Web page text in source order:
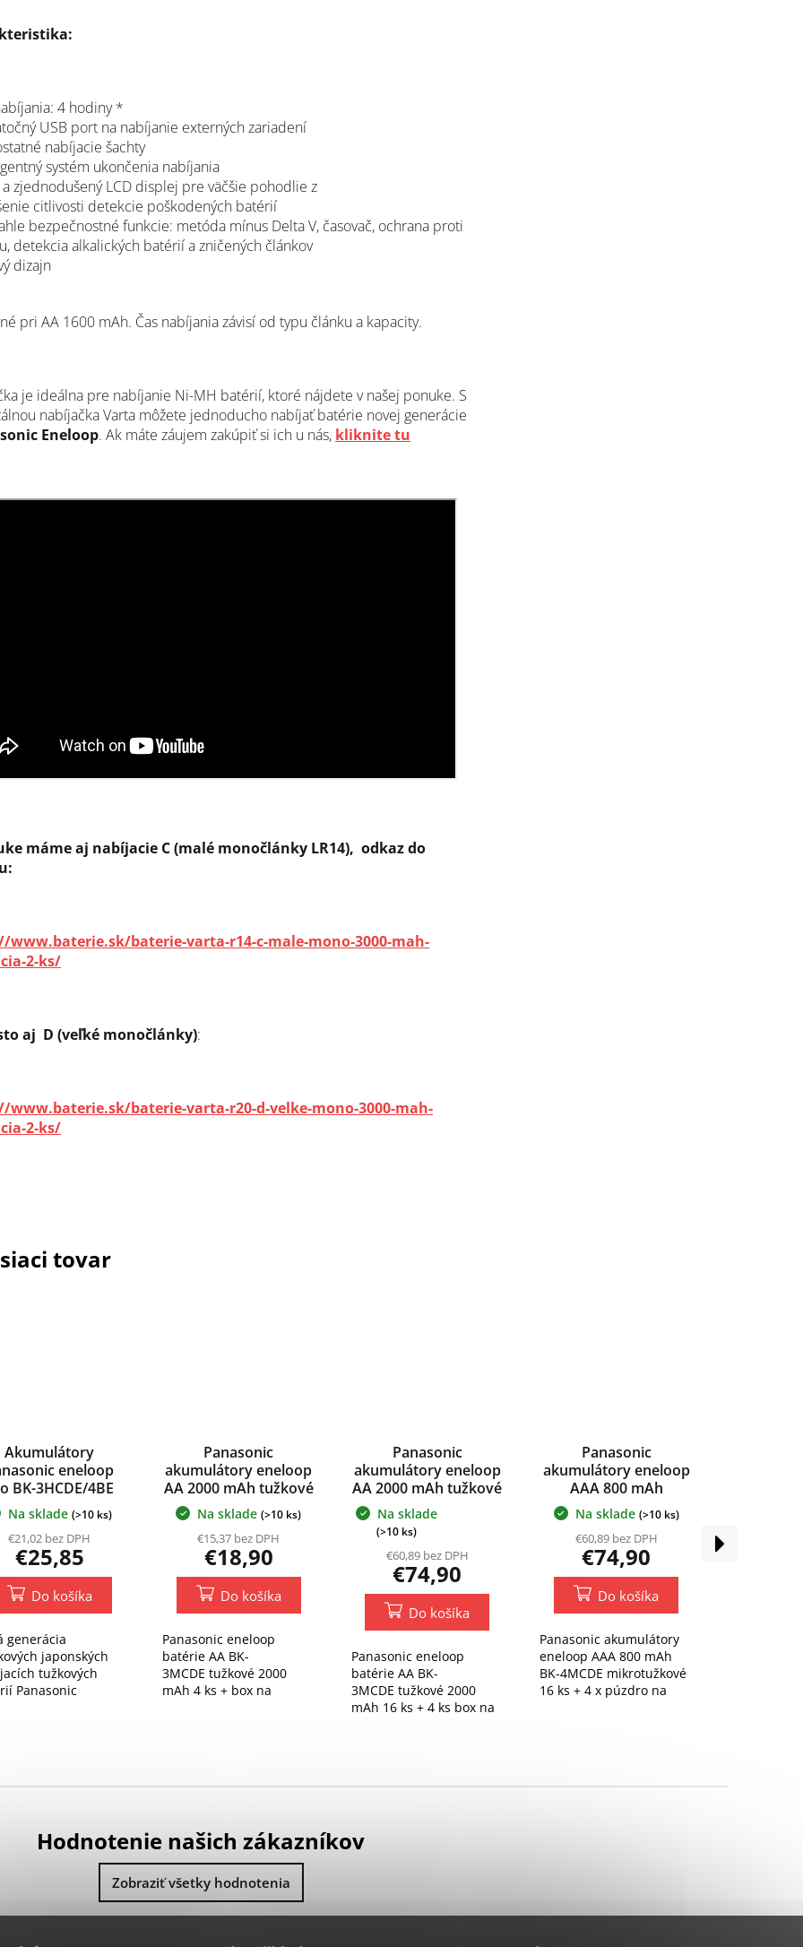
tovar
Akumulátory
eneloop
BK-3HCDE/4BE
mAh AA 4 ks
blister
Na sklade (>10 ks)
€21,02 bez DPH
€25,85
Do košíka
generácia
japonských
tužkových
Panasonic
Panasonic
akumulátory eneloop
AA 2000 mAh tužkové
4 ks + púzdro na
batérie ZADARMO
Na sklade (>10 ks)
€15,37 bez DPH
€18,90
Do košíka
Panasonic eneloop
batérie AA BK-
3MCDE tužkové 2000
mAh 4 ks + box na
Panasonic
akumulátory eneloop
AA 2000 mAh tužkové
16 ks + 4 x púzdro na
batérie ZDARMA
produktu
je
5,0
5
hviezdičiek.
Na sklade
(>10 ks)
€60,89 bez DPH
€74,90
Do košíka
Panasonic eneloop
batérie AA BK-
3MCDE tužkové 2000
mAh 16 ks + 4 ks box na
Panasonic
akumulátory eneloop
AAA 800 mAh
mikrotužkové 16 ks +
4 x púzdro na batérie
ZADARMO
Na sklade (>10 ks)
€60,89 bez DPH
€74,90
Do košíka
Panasonic akumulátory
eneloop AAA 800 mAh
BK-4MCDE mikrotužkové
16 ks + 4 x púzdro na
4 hodiny *
USB port na nabíjanie externých zariadení
nabíjacie šachty
systém ukončenia nabíjania
a zjednodušený LCD displej pre väčšie pohodlie z
citlivosti detekcie poškodených batérií
bezpečnostné funkcie: metóda mínus Delta V, časovač, ochrana proti
detekcia alkalických batérií a zničených článkov
dizajn
pri AA 1600 mAh. Čas nabíjania závisí od typu článku a kapacity.
je ideálna pre nabíjanie Ni-MH batérií, ktoré nájdete v našej ponuke. S
nabíjačka Varta môžete jednoducho nabíjať batérie novej generácie
Eneloop. Ak máte záujem zakúpiť si ich u nás, kliknite tu
máme aj nabíjacie C (malé monočlánky LR14), odkaz do
www.baterie.sk/baterie-varta-r14-c-male-mono-3000-mah-
2-ks/
aj D (veľké monočlánky):
www.baterie.sk/baterie-varta-r20-d-velke-mono-3000-mah-
2-ks/
Hodnotenie našich zákazníkov
Zobraziť všetky hodnotenia